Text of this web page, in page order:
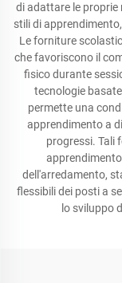
di adattare le
stili di
Le forniture
che favoriscono il
fisico durante
tecnologie
permette una
apprendimento a
progressi. Tali
dell'arredamento,
flessibili dei posti a
lo sviluppo